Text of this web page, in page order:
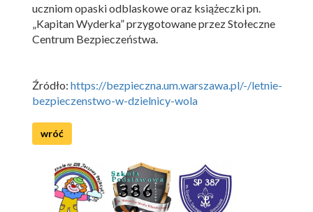
uczniom opaski odblaskowe oraz książeczki pn.
„Kapitan Wyderka” przygotowane przez Stołeczne
Centrum Bezpieczeństwa.
Źródło:https://bezpieczna.um.warszawa.pl/-/letnie-
bezpieczenstwo-w-dzielnicy-wola
wróć